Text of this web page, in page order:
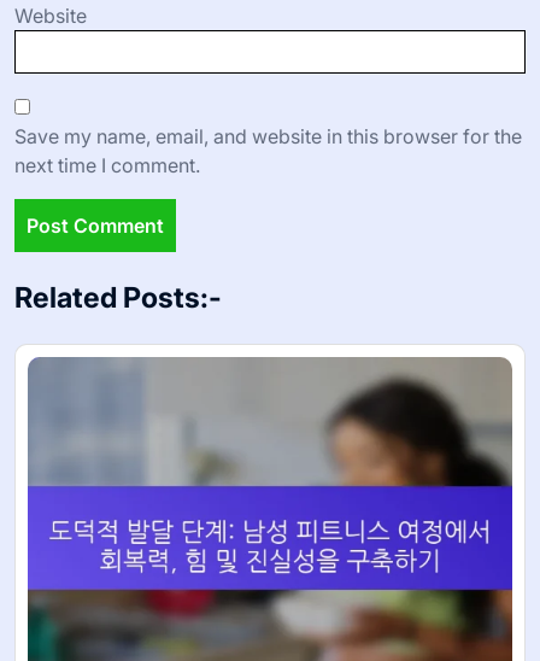
Website
Save my name, email, and website in this browser for the
next time I comment.
Related Posts:-